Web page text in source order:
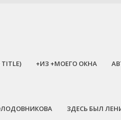
+ИЗ +МОЕГО ОКНА
ЗДЕСЬ БЫЛ